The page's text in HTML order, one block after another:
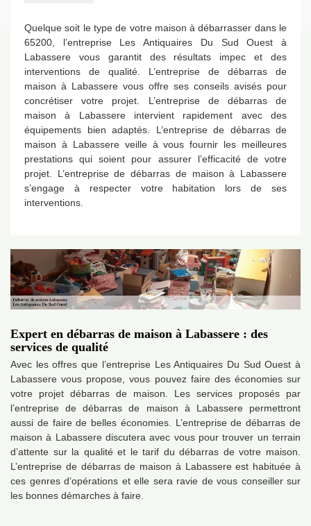
Quelque soit le type de votre maison à débarrasser dans le
65200, l’entreprise Les Antiquaires Du Sud Ouest à
Labassere vous garantit des résultats impec et des
interventions de qualité. L’entreprise de débarras de
maison à Labassere vous offre ses conseils avisés pour
concrétiser votre projet. L’entreprise de débarras de
maison à Labassere intervient rapidement avec des
équipements bien adaptés. L’entreprise de débarras de
maison à Labassere veille à vous fournir les meilleures
prestations qui soient pour assurer l’efficacité de votre
projet. L’entreprise de débarras de maison à Labassere
s’engage à respecter votre habitation lors de ses
interventions.
Expert en débarras de maison à Labassere : des
services de qualité
Avec les offres que l’entreprise Les Antiquaires Du Sud Ouest à
Labassere vous propose, vous pouvez faire des économies sur
votre projet débarras de maison. Les services proposés par
l’entreprise de débarras de maison à Labassere permettront
aussi de faire de belles économies. L’entreprise de débarras de
maison à Labassere discutera avec vous pour trouver un terrain
d’attente sur la qualité et le tarif du débarras de votre maison.
L’entreprise de débarras de maison à Labassere est habituée à
ces genres d’opérations et elle sera ravie de vous conseiller sur
les bonnes démarches à faire.